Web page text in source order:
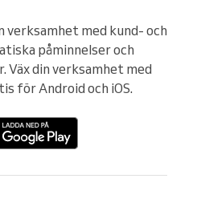
verksamhet med kund- och
påminnelser och
Väx din verksamhet med
för Android och iOS.